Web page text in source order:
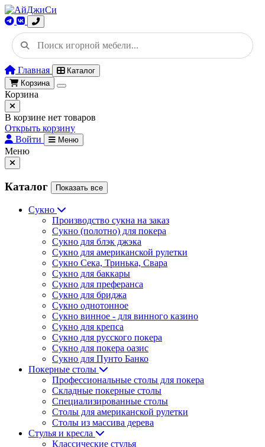
Главная
Каталог
Корзина
Корзина
В корзине нет товаров
Открыть корзину
Войти
Меню
Меню
Каталог Показать все
Сукно
Производство сукна на заказ
Сукно (полотно) для покера
Сукно для блэк джэка
Сукно для американской рулетки
Сукно Сека, Тринька, Свара
Сукно для баккары
Сукно для преферанса
Сукно для бриджа
Сукно однотонное
Сукно винное - для винного казино
Сукно для крепса
Сукно для русского покера
Сукно для покера оазис
Сукно для Пунто Банко
Покерные столы
Профессиональные столы для покера
Складные покерные столы
Специализированные столы
Столы для американской рулетки
Столы из массива дерева
Стулья и кресла
Классические стулья